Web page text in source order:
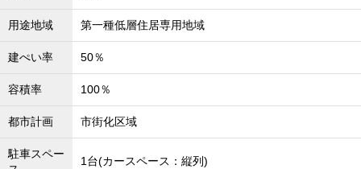
用途地域 第一種低層住居専用地域
建ぺい率 50％
容積率 100％
都市計画 市街化区域
駐車スペー
1台(カースペース：縦列)
全店舗営業社員募集！